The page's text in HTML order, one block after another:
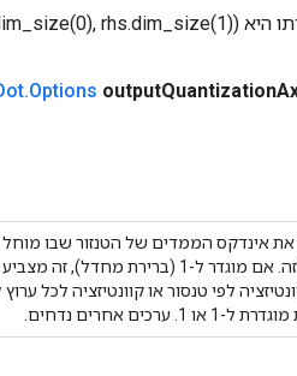
.Options outputQuantization
את אינדקס הממדים של הטנזור שבו מוחל
1 או 1. ערכים אחרים נדחים.